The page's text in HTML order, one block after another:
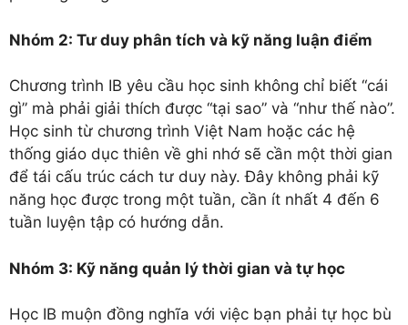
Nhóm 2: Tư duy phân tích và kỹ năng luận điểm
Chương trình IB yêu cầu học sinh không chỉ biết “cái
gì” mà phải giải thích được “tại sao” và “như thế nào”.
Học sinh từ chương trình Việt Nam hoặc các hệ
thống giáo dục thiên về ghi nhớ sẽ cần một thời gian
để tái cấu trúc cách tư duy này. Đây không phải kỹ
năng học được trong một tuần, cần ít nhất 4 đến 6
tuần luyện tập có hướng dẫn.
Nhóm 3: Kỹ năng quản lý thời gian và tự học
Học IB muộn đồng nghĩa với việc bạn phải tự học bù